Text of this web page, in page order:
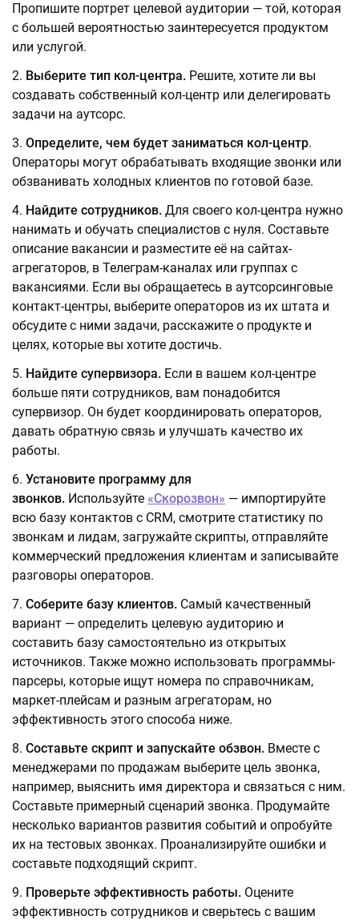
Пропишите портрет целевой аудитории — той, которая
с большей вероятностью заинтересуется продуктом
или услугой.
Выберите тип кол-центра. Решите, хотите ли вы
создавать собственный кол-центр или делегировать
задачи на аутсорс.
Определите, чем будет заниматься кол-центр.
Операторы могут обрабатывать входящие звонки или
обзванивать холодных клиентов по готовой базе.
Найдите сотрудников. Для своего кол-центра нужно
нанимать и обучать специалистов с нуля. Составьте
описание вакансии и разместите её на сайтах-
агрегаторов, в Телеграм-каналах или группах с
вакансиями. Если вы обращаетесь в аутсорсинговые
контакт-центры, выберите операторов из их штата и
обсудите с ними задачи, расскажите о продукте и
целях, которые вы хотите достичь.
Найдите супервизора. Если в вашем кол-центре
больше пяти сотрудников, вам понадобится
супервизор. Он будет координировать операторов,
давать обратную связь и улучшать качество их
работы.
Установите программу для
звонков. Используйте «Скорозвон» — импортируйте
всю базу контактов с CRM, смотрите статистику по
звонкам и лидам, загружайте скрипты, отправляйте
коммерческий предложения клиентам и записывайте
разговоры операторов.
Соберите базу клиентов. Самый качественный
вариант — определить целевую аудиторию и
составить базу самостоятельно из открытых
источников. Также можно использовать программы-
парсеры, которые ищут номера по справочникам,
маркет-плейсам и разным агрегаторам, но
эффективность этого способа ниже.
Составьте скрипт и запускайте обзвон. Вместе с
менеджерами по продажам выберите цель звонка,
например, выяснить имя директора и связаться с ним.
Составьте примерный сценарий звонка. Продумайте
несколько вариантов развития событий и опробуйте
их на тестовых звонках. Проанализируйте ошибки и
составьте подходящий скрипт.
Проверьте эффективность работы. Оцените
эффективность сотрудников и сверьтесь с вашим